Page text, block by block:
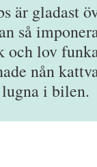
är gladast
så
och lov
nån
i bilen.